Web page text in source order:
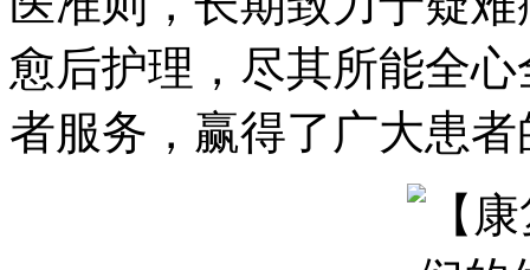
愈后护理，尽其所能全
者服务，赢得了广大患